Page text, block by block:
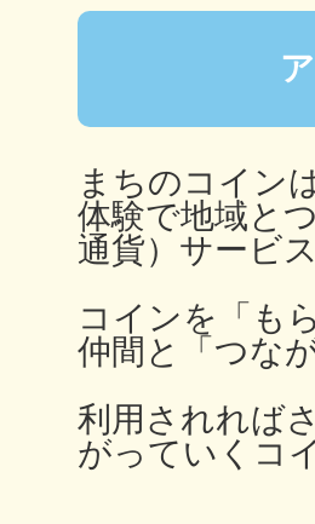
まちのコイン
体験で地域と
通貨）サービス
コインを「も
仲間と「つな
利用されれば
がっていくコ